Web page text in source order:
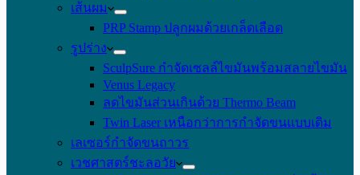
เส้นผม
PRP Stamp ปลูกผมด้วยเกล็ดเลือด
รูปร่าง
SculpSure กำจัดเซลล์ไขมันพร้อมสลายไขมัน
Venus Legacy
ลดไขมันส่วนเกินด้วย Thermo Beam
Twin Laser เหนือกว่าการกำจัดขนแบบเดิม
เลเซอร์กำจัดขนถาวร
เวชศาสตร์ชะลอวัย